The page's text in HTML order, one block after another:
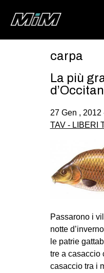
carpa
La più
27 Gen , 2012
TAV - LIBERI
Passarono i
notte
le patrie
tre a casaccio
casaccio tra i